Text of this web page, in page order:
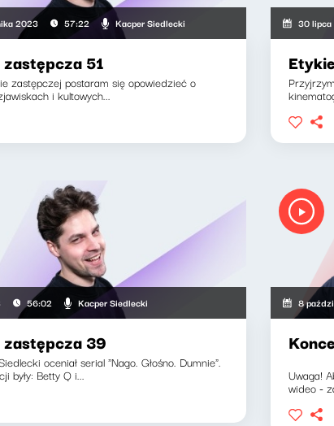
2023 57:22 Kacper Siedlecki
51
zastępczej postaram się opowiedzieć o
i kultowych...
30
Jan Chojnacki, Paweł Orlikowski, Dobrochna Surma, Kacper Siedlecki,
56:02 Kacper Siedlecki
39
oceniał serial "Nago. Głośno. Dumnie".
były: Betty Q i...
8
Uwaga!
wideo -